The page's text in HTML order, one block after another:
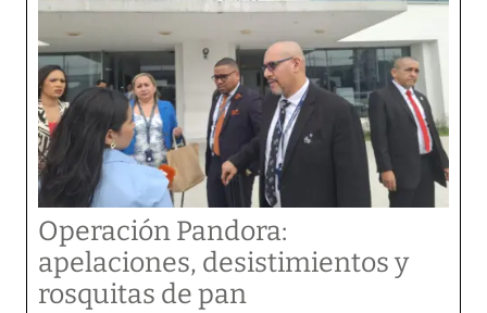
Operación Pandora:
apelaciones, desistimientos y
rosquitas de pan